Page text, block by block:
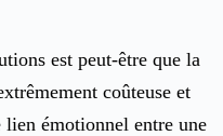
est peut-être que la
coûteuse et
émotionnel entre une